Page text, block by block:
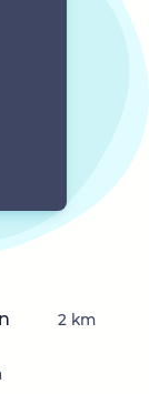
2 km